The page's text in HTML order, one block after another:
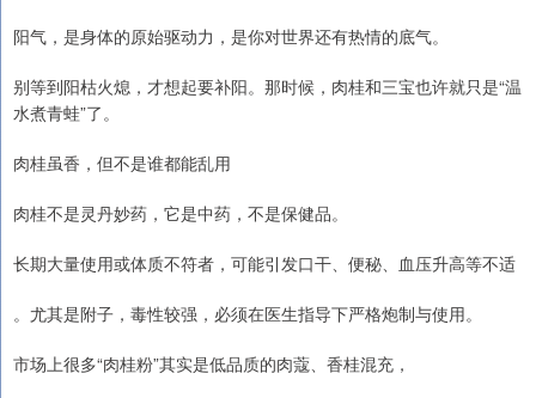
阳气，是身体的原始驱动力，是你对世界还有热情的底气。
别等到阳枯火熄，才想起要补阳。那时候，肉桂和三宝也许就只是“温
水煮青蛙”了。
肉桂虽香，但不是谁都能乱用
肉桂不是灵丹妙药，它是中药，不是保健品。
长期大量使用或体质不符者，可能引发口干、便秘、血压升高等不适
。尤其是附子，毒性较强，必须在医生指导下严格炮制与使用。
市场上很多“肉桂粉”其实是低品质的肉蔻、香桂混充，